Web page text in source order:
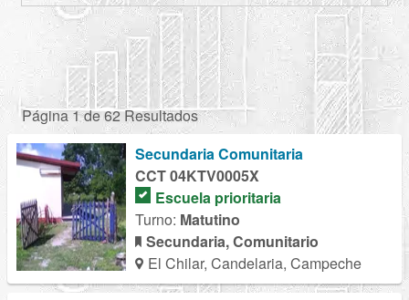
Página 1 de 62 Resultados
Secundaria Comunitaria
CCT 04KTV0005X
Escuela prioritaria
Turno: Matutino
Secundaria, Comunitario
El Chilar, Candelaria, Campeche